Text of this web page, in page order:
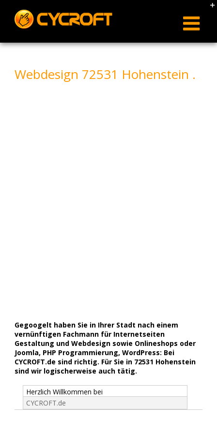
content
Webdesign 72531 Hohenstein .
Gegoogelt haben Sie in Ihrer Stadt nach einem
vernünftigen Fachmann für Internetseiten
Gestaltung und Webdesign sowie Onlineshops oder
Joomla, PHP Programmierung, WordPress: Bei
CYCROFT.de sind richtig. Für Sie in 72531 Hohenstein
sind wir logischerweise auch tätig.
Herzlich Willkommen bei
CYCROFT.de